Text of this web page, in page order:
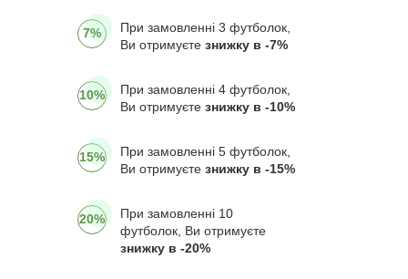
7%
При замовленні 3 футболок,
Ви отримуєте знижку в -7%
10%
При замовленні 4 футболок,
Ви отримуєте знижку в -10%
15%
При замовленні 5 футболок,
Ви отримуєте знижку в -15%
20%
При замовленні 10
футболок, Ви отримуєте
знижку в -20%